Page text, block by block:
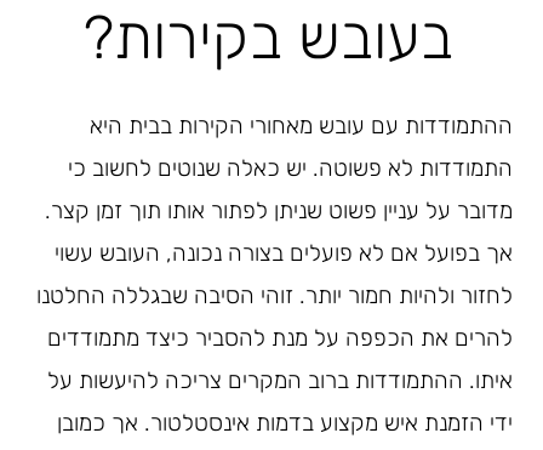
בעובש בקירות?
ההתמודדות עם עובש מאחורי הקירות בבית היא
התמודדות לא פשוטה. יש כאלה שנוטים לחשוב כי
מדובר על עניין פשוט שניתן לפתור אותו תוך זמן קצר.
אך בפועל אם לא פועלים בצורה נכונה, העובש עשוי
לחזור ולהיות חמור יותר. זוהי הסיבה שבגללה החלטנו
להרים את הכפפה על מנת להסביר כיצד מתמודדים
איתו. ההתמודדות ברוב המקרים צריכה להיעשות על
ידי הזמנת איש מקצוע בדמות אינסטלטור. אך כמובן